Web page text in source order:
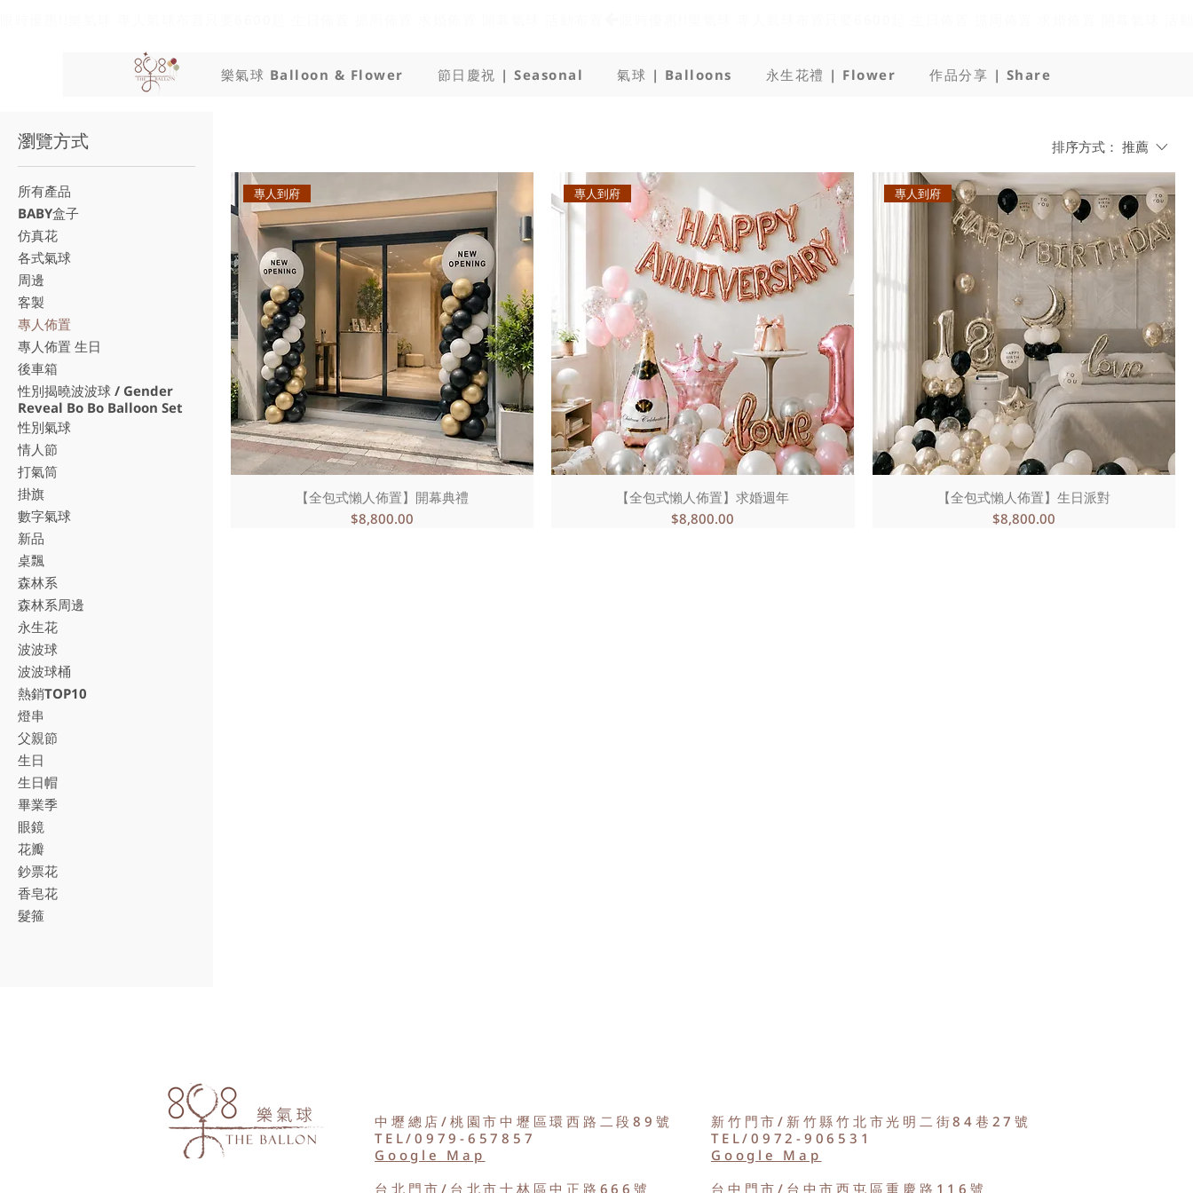
樂氣球 Balloon & Flower 節日慶祝 | Seasonal 氣球 | Balloons 永生花禮 | Flower 作品分享 | Share
瀏覽方式
所有產品
BABY盒子
仿真花
各式氣球
周邊
客製
專人佈置
專人佈置 生日
後車箱
性別揭曉波波球 / Gender
Reveal Bo Bo Balloon Set
性別氣球
情人節
打氣筒
掛旗
數字氣球
新品
桌飄
森林系
森林系周邊
永生花
波波球
波波球桶
熱銷TOP10
燈串
父親節
生日
生日帽
畢業季
眼鏡
花瓣
鈔票花
香皂花
髮箍
排序方式： 推薦
專人到府
【全包式懶人佈置】開幕典禮
價格
$8,800.00
專人到府
【全包式懶人佈置】求婚週年
價格
$8,800.00
專人到府
【全包式懶人佈置】生日派對
價格
$8,800.00
中壢總店/桃園市中壢區環西路二段89號
TEL/0979-657857
Google Map
台北門市/台北市士林區中正路666號
新竹門市/新竹縣竹北市光明二街84巷27號
TEL/0972-906531
Google Map
台中門市/台中市西屯區重慶路116號